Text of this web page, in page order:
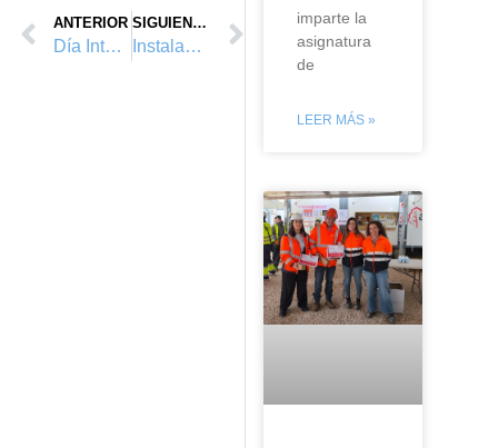
ANTERIOR
Día Internacional de Seguridad en el Trabajo 2022
SIGUIENTE
Instalación Segura de Paneles Solares
imparte la
asignatura
de
LEER MÁS »